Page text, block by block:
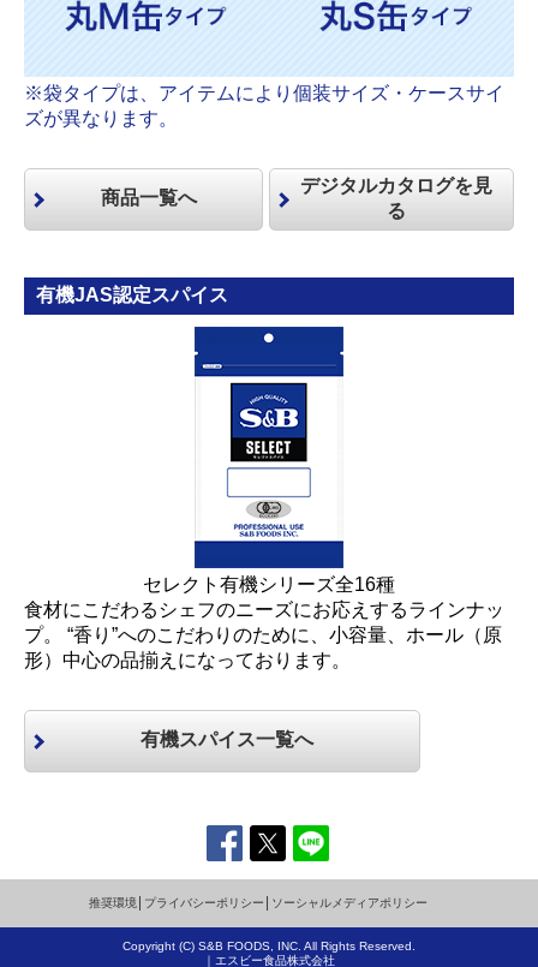
※袋タイプは、アイテムにより個装サイズ・ケースサイ
ズが異なります。
商品一覧へ
デジタルカタログを見
る
有機JAS認定スパイス
セレクト有機シリーズ全16種
食材にこだわるシェフのニーズにお応えするラインナッ
プ。 “香り”へのこだわりのために、小容量、ホール（原
形）中心の品揃えになっております。
有機スパイス一覧へ
推奨環境 プライバシーポリシー ソーシャルメディアポリシー
Copyright (C) S&B FOODS, INC. All Rights Reserved.
｜エスビー食品株式会社